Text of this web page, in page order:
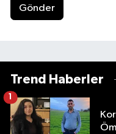
Gönder
Trend Haberler
1